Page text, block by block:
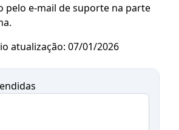
pelo e-mail de suporte na parte
atualização: 07/01/2026